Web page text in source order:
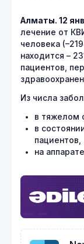
Алматы. 12
лечение от
человека
находится –
пациентов,
Из числа
в тяжелом
в
пациентов,
на